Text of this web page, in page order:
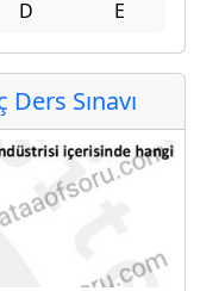
D E
Sınavı